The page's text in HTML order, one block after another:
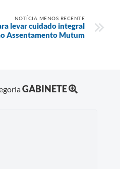
NOTÍCIA MENOS RECENTE
levar cuidado integral
Assentamento Mutum
GABINETE